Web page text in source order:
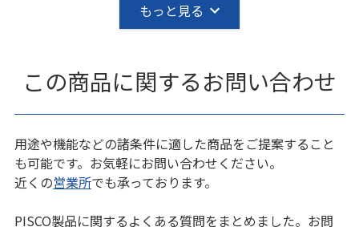
もっと見る
この商品に関するお問い合わせ
用途や機能などの諸条件に適した商品をご提案すること
も可能です。お気軽にお問い合わせください。
近くの営業所でも承っております。
PISCO製品に関するよくある質問をまとめました。お問